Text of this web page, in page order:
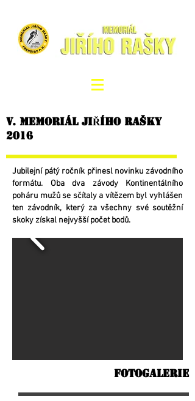
V. MEMORIÁL JIŘÍHO RAŠKY
2016
Jubilejní pátý ročník přinesl novinku závodního
formátu. Oba dva závody Kontinentálního
poháru mužů se sčítaly a vítězem byl vyhlášen
ten závodník, který za všechny své soutěžní
skoky získal nejvyšší počet bodů.
FOTOGALERIE